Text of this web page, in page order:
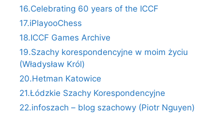
16.Celebrating 60 years of the ICCF
17.iPlayooChess
18.ICCF Games Archive
19.Szachy korespondencyjne w moim życiu
(Władysław Król)
20.Hetman Katowice
21.Łódzkie Szachy Korespondencyjne
22.infoszach – blog szachowy (Piotr Nguyen)